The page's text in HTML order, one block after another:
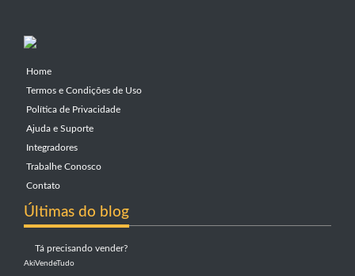
Home
Termos e Condições de Uso
Política de Privacidade
Ajuda e Suporte
Integradores
Trabalhe Conosco
Contato
Últimas do blog
Tá precisando vender?
AkiVendeTudo